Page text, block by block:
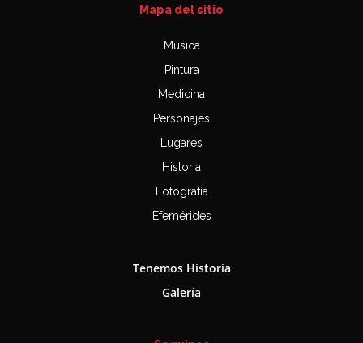
Mapa del sitio
Música
Pintura
Medicina
Personajes
Lugares
Historia
Fotografía
Efemérides
Tenemos Historia
Galería